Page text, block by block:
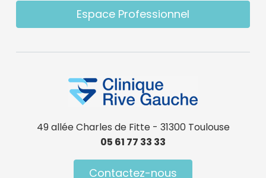
Espace Professionnel
49 allée Charles de Fitte - 31300 Toulouse
05 61 77 33 33
Contactez-nous